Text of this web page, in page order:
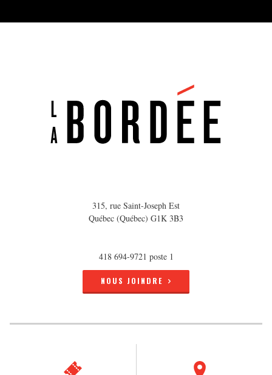
315, rue Saint-Joseph Est
Québec (Québec) G1K 3B3
418 694-9721 poste 1
NOUS JOINDRE